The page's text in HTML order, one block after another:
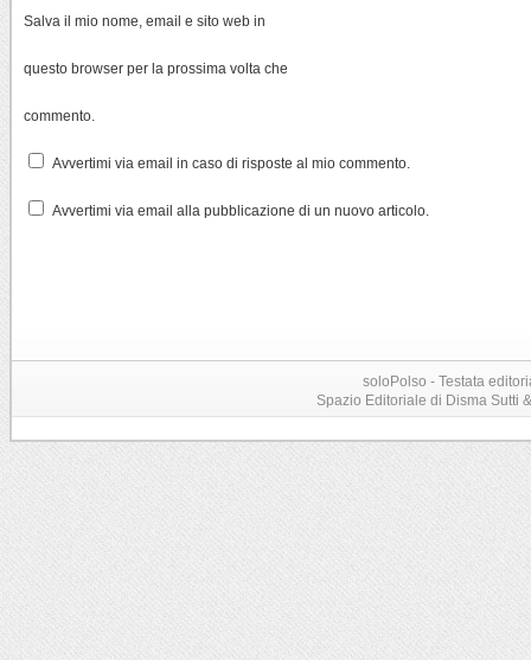
Salva il mio nome, email e sito web in
questo browser per la prossima volta che
commento.
Avvertimi via email in caso di risposte al mio commento.
Avvertimi via email alla pubblicazione di un nuovo articolo.
soloPolso - Testata
Spazio Editoriale di Disma Sutti